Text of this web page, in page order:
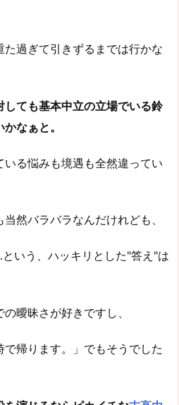
過ぎて引きずるまでは行かな
ても基本中立の立場でいる鈴
なぁと。
る悩みも境遇も全然違ってい
然バラバラなんだけれども、
いう、ハッキリとした"答え"は
曖昧さが好きですし、
帰ります。」でもそうでした